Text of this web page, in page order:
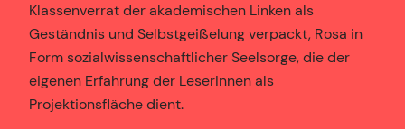
Klassenverrat der akademischen Linken als
Geständnis und Selbstgeißelung verpackt, Rosa in
Form sozialwissenschaftlicher Seelsorge, die der
eigenen Erfahrung der LeserInnen als
Projektionsfläche dient.